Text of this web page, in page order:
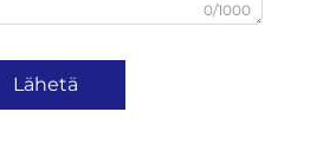
0/1000
Lähetä